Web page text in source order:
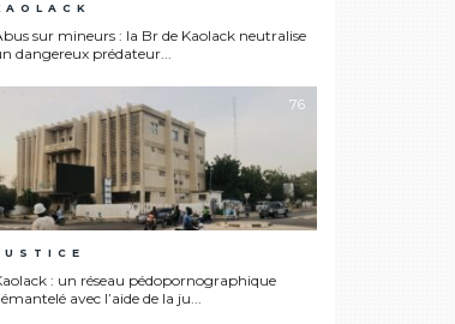
sur mineurs : la Br de Kaolack neutralise
dangereux prédateur...
76
: un réseau pédopornographique
avec l’aide de la ju...